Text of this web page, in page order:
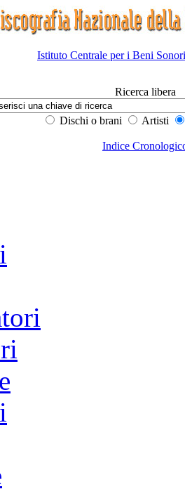
Istituto Centrale per i Beni
Ricerca libera
Dischi o brani Artisti
Indice